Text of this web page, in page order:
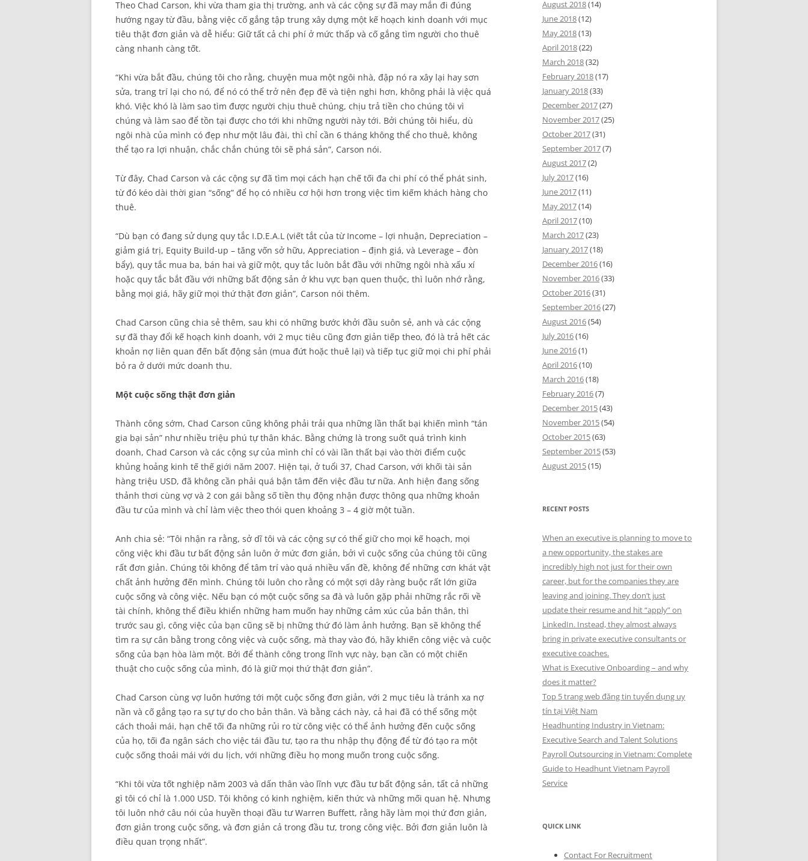
Theo Chad Carson, khi vừa tham gia thị trường, anh và các cộng sự đã may mắn đi đúng
hướng ngay từ đầu, bằng việc cố gắng tập trung xây dựng một kế hoạch kinh doanh với mục
tiêu thật đơn giản và dễ hiểu: Giữ tất cả chi phí ở mức thấp và cố gắng tìm người cho thuê
càng nhanh càng tốt.
“Khi vừa bắt đầu, chúng tôi cho rằng, chuyện mua một ngôi nhà, đập nó ra xây lại hay sơn
sửa, trang trí lại cho nó, để nó có thể trở nên đẹp đẽ và tiện nghi hơn, không phải là việc quá
khó. Việc khó là làm sao tìm được người chịu thuê chúng, chịu trả tiền cho chúng tôi vì
chúng và làm sao để tồn tại được cho tới khi những người này tới. Bởi chúng tôi hiểu, dù
ngôi nhà của mình có đẹp như một lâu đài, thì chỉ cần 6 tháng không thể cho thuê, không
thể tạo ra lợi nhuận, chắc chắn chúng tôi sẽ phá sản”, Carson nói.
Từ đây, Chad Carson và các cộng sự đã tìm mọi cách hạn chế tối đa chi phí có thể phát sinh,
từ đó kéo dài thời gian “sống” để họ có nhiều cơ hội hơn trong việc tìm kiếm khách hàng cho
thuê.
“Dù bạn có đang sử dụng quy tắc I.D.E.A.L (viết tắt của từ Income – lợi nhuận, Depreciation –
giảm giá trị, Equity Build-up – tăng vốn sở hữu, Appreciation – định giá, và Leverage – đòn
bẩy), quy tắc mua ba, bán hai và giữ một, quy tắc luôn bắt đầu với những ngôi nhà xấu xí
hoặc quy tắc bắt đầu với những bất động sản ở khu vực bạn quen thuộc, thì luôn nhớ rằng,
bằng mọi giá, hãy giữ mọi thứ thật đơn giản”, Carson nói thêm.
Chad Carson cũng chia sẻ thêm, sau khi có những bước khởi đầu suôn sẻ, anh và các cộng
sự đã thay đổi kế hoạch kinh doanh, với 2 mục tiêu cũng đơn giản tiếp theo, đó là trả hết các
khoản nợ liên quan đến bất động sản (mua đứt hoặc thuê lại) và tiếp tục giữ mọi chi phí phải
bỏ ra ở dưới mức doanh thu.
Một cuộc sống thật đơn giản
Thành công sớm, Chad Carson cũng không phải trải qua những lần thất bại khiến mình “tán
gia bại sản” như nhiều triệu phú tự thân khác. Bằng chứng là trong suốt quá trình kinh
doanh, Chad Carson và các cộng sự của mình chỉ có vài lần thất bại vào thời điểm cuộc
khủng hoảng kinh tế thế giới năm 2007. Hiện tại, ở tuổi 37, Chad Carson, với khối tài sản
hàng triệu USD, đã không cần phải quá bận tâm đến việc đầu tư nữa. Anh hiện đang sống
thảnh thơi cùng vợ và 2 con gái bằng số tiền thụ động nhận được thông qua những khoản
đầu tư của mình và chỉ làm việc theo thói quen khoảng 3 – 4 giờ một tuần.
Anh chia sẻ: “Tôi nhận ra rằng, sở dĩ tôi và các cộng sự có thể giữ cho mọi kế hoạch, mọi
công việc khi đầu tư bất động sản luôn ở mức đơn giản, bởi vì cuộc sống của chúng tôi cũng
rất đơn giản. Chúng tôi không để tâm trí vào quá nhiều vấn đề, không để những cơn khát vật
chất ảnh hưởng đến mình. Chúng tôi luôn cho rằng có một sợi dây ràng buộc rất lớn giữa
cuộc sống và công việc. Nếu bạn có một cuộc sống sa đà và luôn gặp phải những rắc rối về
tài chính, không thể điều khiển những ham muốn hay những cảm xúc của bản thân, thì
trước sau gì, công việc của bạn cũng sẽ bị những thứ đó làm ảnh hưởng. Bạn sẽ không thể
tìm ra sự cân bằng trong công việc và cuộc sống, mà thay vào đó, hãy khiến công việc và cuộc
sống của bạn hòa làm một. Bởi để thành công trong lĩnh vực này, bạn cần có một chiến
thuật cho cuộc sống của mình, đó là giữ mọi thứ thật đơn giản”.
Chad Carson cùng vợ luôn hướng tới một cuộc sống đơn giản, với 2 mục tiêu là tránh xa nợ
nần và cố gắng tạo ra sự tự do cho bản thân. Và bằng cách này, cả hai đã có thể sống một
cách thoải mái, hạn chế tối đa những rủi ro từ công việc có thể ảnh hưởng đến cuộc sống
của họ, tối đa ngân sách cho việc tái đầu tư, tạo ra thu nhập thụ động để từ đó tạo ra một
cuộc sống thoải mái với du lịch, với những điều họ mong muốn trong cuộc sống.
“Khi tôi vừa tốt nghiệp năm 2003 và dấn thân vào lĩnh vực đầu tư bất động sản, tất cả những
gì tôi có chỉ là 1.000 USD. Tôi không có kinh nghiệm, kiến thức và những mối quan hệ. Nhưng
tôi luôn nhớ câu nói của huyền thoại đầu tư Warren Buffett, rằng hãy làm mọi thứ đơn giản,
đơn giản trong cuộc sống, và đơn giản cả trong đầu tư, trong công việc. Bởi đơn giản luôn là
điều quan trọng nhất”.
August 2018(14)
June 2018(12)
May 2018(13)
April 2018(22)
March 2018(32)
February 2018(17)
January 2018(33)
December 2017(27)
November 2017(25)
October 2017(31)
September 2017(7)
August 2017(2)
July 2017(16)
June 2017(11)
May 2017(14)
April 2017(10)
March 2017(23)
January 2017(18)
December 2016(16)
November 2016(33)
October 2016(31)
September 2016(27)
August 2016(54)
July 2016(16)
June 2016(1)
April 2016(10)
March 2016(18)
February 2016(7)
December 2015(43)
November 2015(54)
October 2015(63)
September 2015(53)
August 2015(15)
RECENT POSTS
When an executive is planning to move to
a new opportunity, the stakes are
incredibly high not just for their own
career, but for the companies they are
leaving and joining. They don’t just
update their resume and hit “apply” on
LinkedIn. Instead, they almost always
bring in private executive consultants or
executive coaches.
What is Executive Onboarding – and why
does it matter?
Top 5 trang web đăng tin tuyển dụng uy
tín tại Việt Nam
Headhunting Industry in Vietnam:
Executive Search and Talent Solutions
Payroll Outsourcing in Vietnam: Complete
Guide to Headhunt Vietnam Payroll
Service
QUICK LINK
Contact For Recruitment